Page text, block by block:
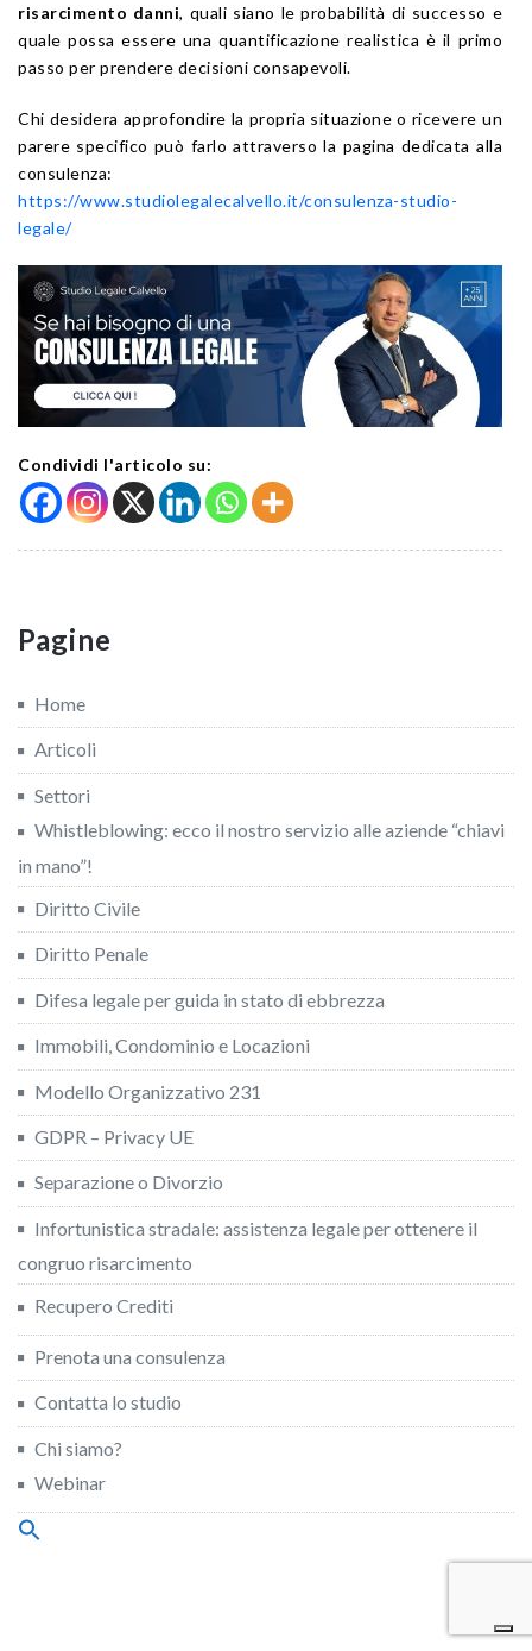
risarcimento danni, quali siano le probabilità di successo e
quale possa essere una quantificazione realistica è il primo
passo per prendere decisioni consapevoli.
Chi desidera approfondire la propria situazione o ricevere un
parere specifico può farlo attraverso la pagina dedicata alla
consulenza:
https://www.studiolegalecalvello.it/consulenza-studio-
legale/
Condividi l'articolo su:
Pagine
Home
Articoli
Settori
Whistleblowing: ecco il nostro servizio alle aziende “chiavi
in mano”!
Diritto Civile
Diritto Penale
Difesa legale per guida in stato di ebbrezza
Immobili, Condominio e Locazioni
Modello Organizzativo 231
GDPR – Privacy UE
Separazione o Divorzio
Infortunistica stradale: assistenza legale per ottenere il
congruo risarcimento
Recupero Crediti
Prenota una consulenza
Contatta lo studio
Chi siamo?
Webinar
Search